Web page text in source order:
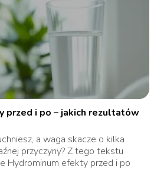
przed i po – jakich rezultatów
a waga skacze o kilka
przyczyny? Z tego tekstu
Hydrominum efekty przed i po